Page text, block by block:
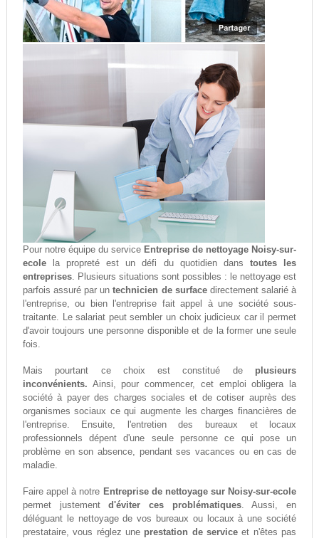
Pour notre équipe du service Entreprise de nettoyage Noisy-sur-
ecolela propreté est un défi du quotidien dans toutes les
entreprises. Plusieurs situations sont possibles : le nettoyage est
parfois assuré par untechnicien de surfacedirectement salarié à
l'entreprise, ou bien l'entreprise fait appel à une société sous-
traitante. Le salariat peut sembler un choix judicieux car il permet
d'avoir toujours une personne disponible et de la former une seule
fois.
Mais pourtant ce choix est constitué de plusieurs
inconvénients. Ainsi, pour commencer, cet emploi obligera la
société à payer des charges sociales et de cotiser auprès des
organismes sociaux ce qui augmente les charges financières de
l'entreprise. Ensuite, l'entretien des bureaux et locaux
professionnels dépent d'une seule personne ce qui pose un
problème en son absence, pendant ses vacances ou en cas de
maladie.
Faire appel à notre Entreprise de nettoyage sur Noisy-sur-ecole
permet justementd'éviter ces problématiques. Aussi, en
déléguant le nettoyage de vos bureaux ou locaux à une société
prestataire, vous réglez une prestation de service et n'êtes pas